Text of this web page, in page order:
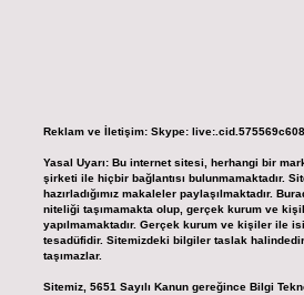
Reklam ve İletişim: Skype:
Yasal Uyarı: Bu internet sitesi, herhangi bir
şirketi ile hiçbir bağlantısı bulunmamaktadır.
hazırladığımız makaleler paylaşılmaktadır.
niteliği taşımamakta olup, gerçek kurum ve
yapılmamaktadır. Gerçek kurum ve kişiler ile
tesadüfidir. Sitemizdeki bilgiler taslak
taşımazlar.
Sitemiz, 5651 Sayılı Kanun gereğince Bilgi